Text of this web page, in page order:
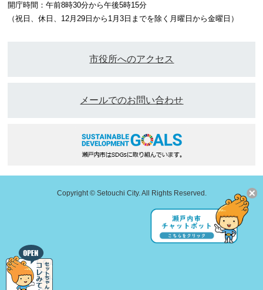
開庁時間：午前8時30分から午後5時15分
（祝日、休日、12月29日から1月3日までを除く月曜日から金曜日）
市役所へのアクセス
メールでのお問い合わせ
Copyright © Setouchi City. All Rights Reserved.